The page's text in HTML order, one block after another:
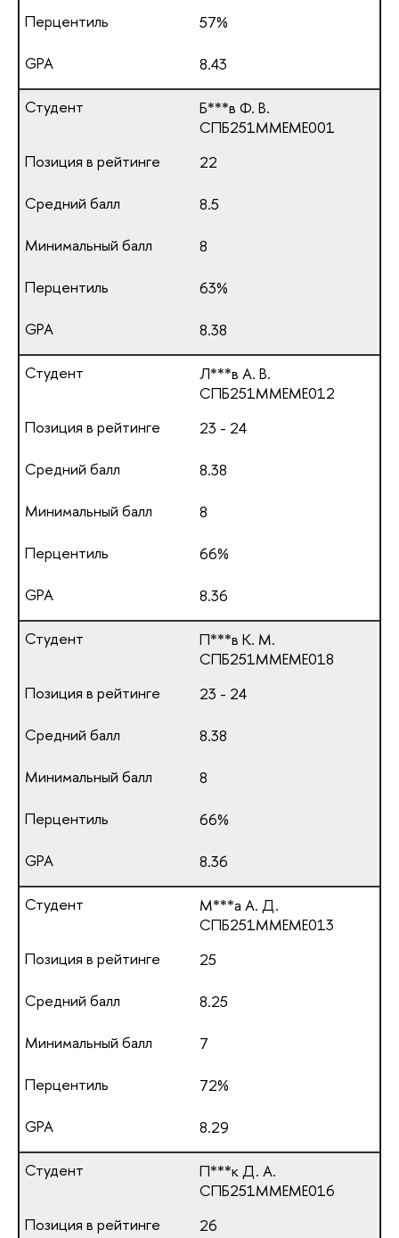
57%
8.43
Б***в Ф. В.
СПБ251ММЕМЕ001
22
8.5
8
63%
8.38
Л***в А. В.
СПБ251ММЕМЕ012
23 - 24
8.38
8
66%
8.36
П***в К. М.
СПБ251ММЕМЕ018
23 - 24
8.38
8
66%
8.36
М***а А. Д.
СПБ251ММЕМЕ013
25
8.25
7
72%
8.29
П***к Д. А.
СПБ251ММЕМЕ016
26